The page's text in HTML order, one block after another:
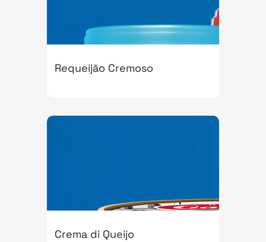
Requeijão Cremoso
Crema di Queijo